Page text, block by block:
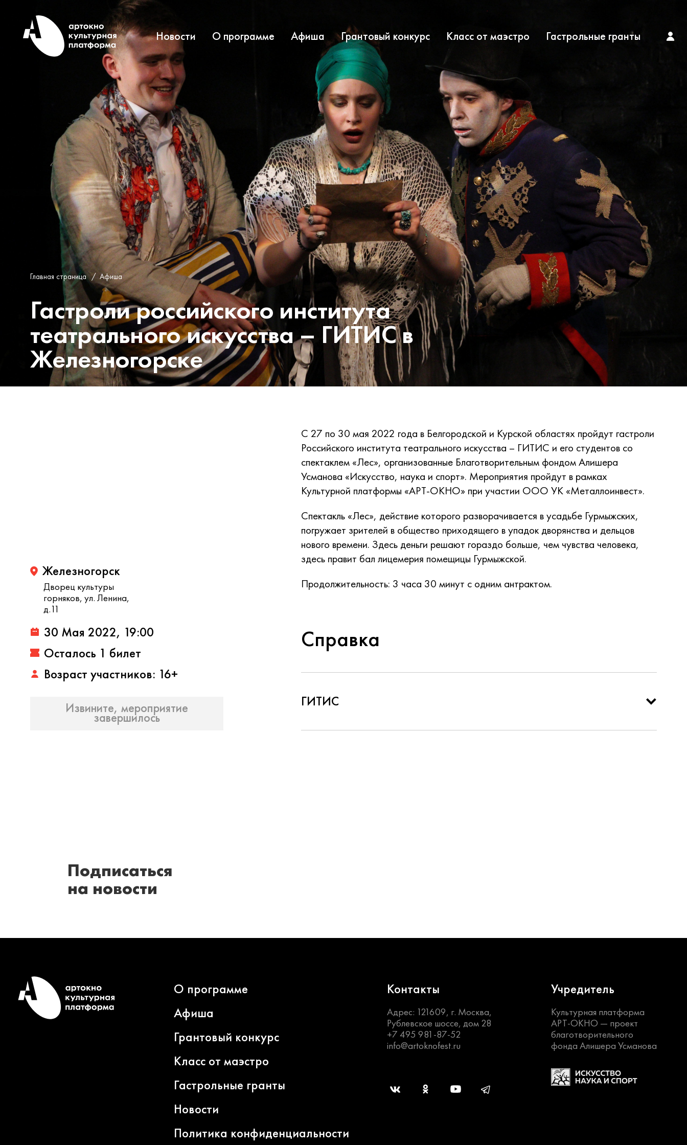
Новости О программе Афиша Грантовый конкурс Класс от маэстро Гастрольные гранты
Главная страница / Афиша
Гастроли российского института
театрального искусства – ГИТИС в
Железногорске
Железногорск
Дворец культуры
горняков, ул. Ленина,
д.11
30 Мая 2022, 19:00
Осталось 1 билет
Возраст участников: 16+
Извините, мероприятие
завершилось
С 27 по 30 мая 2022 года в Белгородской и Курской областях пройдут гастроли
Российского института театрального искусства – ГИТИС и его студентов со
спектаклем «Лес», организованные Благотворительным фондом Алишера
Усманова «Искусство, наука и спорт». Мероприятия пройдут в рамках
Культурной платформы «АРТ-ОКНО» при участии ООО УК «Металлоинвест».
Спектакль «Лес», действие которого разворачивается в усадьбе Гурмыжских,
погружает зрителей в общество приходящего в упадок дворянства и дельцов
нового времени. Здесь деньги решают гораздо больше, чем чувства человека,
здесь правит бал лицемерия помещицы Гурмыжской.
Продолжительность: 3 часа 30 минут с одним антрактом.
Справка
ГИТИС
Подписаться
на новости
О программе
Афиша
Грантовый конкурс
Класс от маэстро
Гастрольные гранты
Новости
Политика конфиденциальности
Контакты
Адрес: 121609, г. Москва,
Рублевское шоссе, дом 28
+7 495 981-87-52
info@artoknofest.ru
Учредитель
Культурная платформа
АРТ-ОКНО — проект
благотворительного
фонда Алишера Усманова